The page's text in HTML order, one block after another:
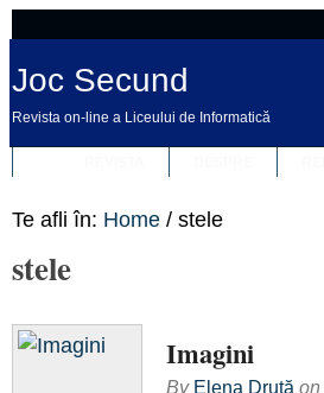
Joc Secund
Revista on-line a Liceului de Informatică
Te afli în: Home / stele
stele
Imagini
By Elena Druţă on